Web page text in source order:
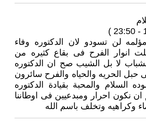
لن تسودو لان الدكتوره وفاء
انوار الفرح فى بقاع كثيره من
لا بل الشيب صح ان الدكتوره
حبل الحريه والحياه والفرح سائرون
السلام والمحبة بقيادة الدكتوره
نكون احرار ومبدعيين فى اوطاننا
وكراهيه وتخلف باسم الله